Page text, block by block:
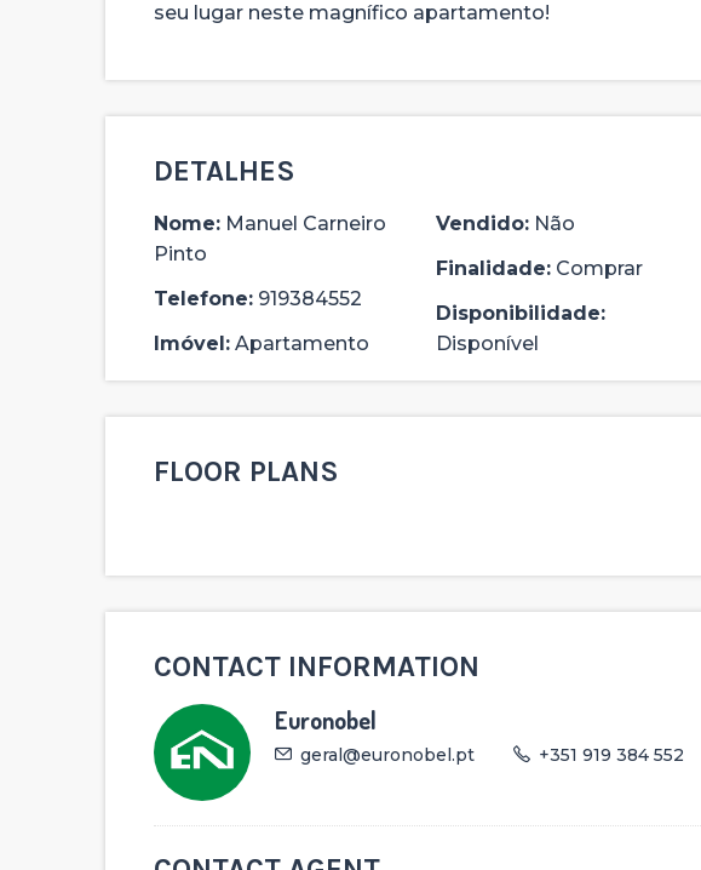
seu lugar neste magnífico apartamento!
DETALHES
Nome: Manuel Carneiro
Pinto
Telefone: 919384552
Imóvel: Apartamento
Vendido:Não
Finalidade:Comprar
Disponibilidade:
Disponível
FLOOR PLANS
CONTACT INFORMATION
Euronobel
geral@euronobel.pt +351 919 384 552
282,500 €
COMPRAR